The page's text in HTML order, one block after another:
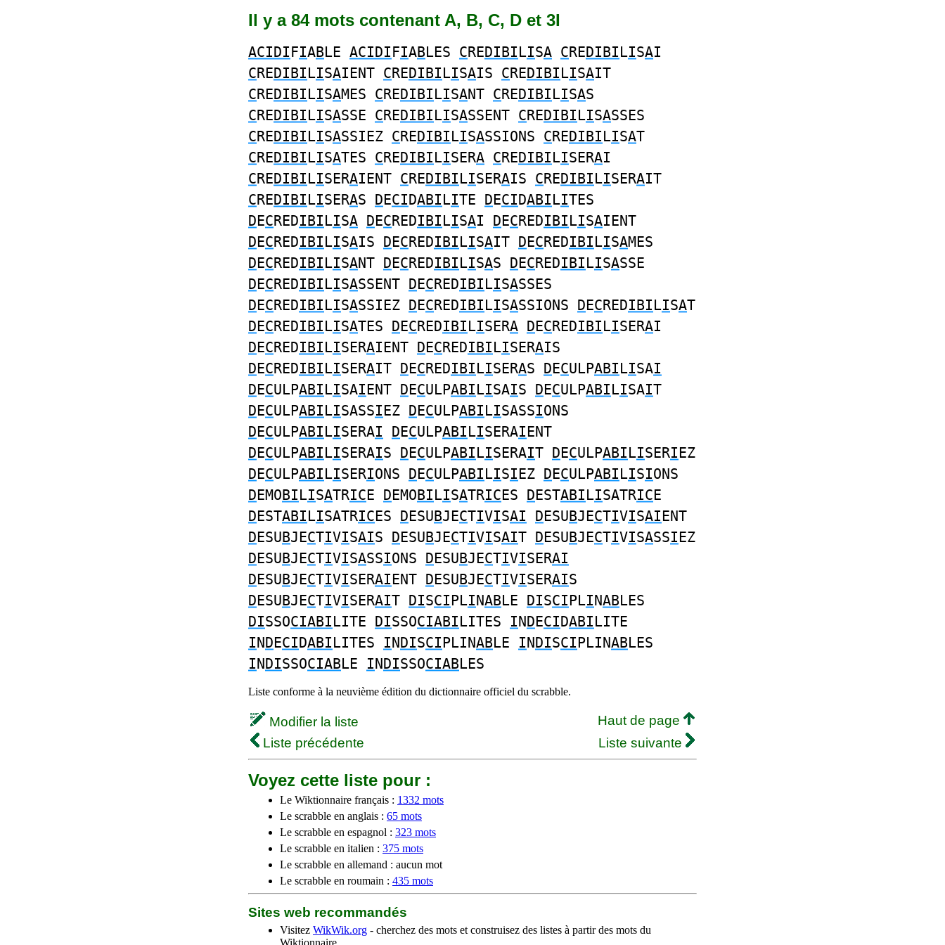
Il y a 84 mots contenant A, B, C, D et 3I
ACIDIFIABLE ACIDIFIABLES CREDIBILISA CREDIBILISAI
CREDIBILISAIENT CREDIBILISAIS CREDIBILISAIT
CREDIBILISAMES CREDIBILISANT CREDIBILISAS
CREDIBILISASSE CREDIBILISASSENT CREDIBILISASSES
CREDIBILISASSIEZ CREDIBILISASSIONS CREDIBILISAT
CREDIBILISATES CREDIBILISERA CREDIBILISERAI
CREDIBILISERAIENT CREDIBILISERAIS CREDIBILISERAIT
CREDIBILISERAS DECIDABILITE DECIDABILITES
DECREDIBILISA DECREDIBILISAI DECREDIBILISAIENT
DECREDIBILISAIS DECREDIBILISAIT DECREDIBILISAMES
DECREDIBILISANT DECREDIBILISAS DECREDIBILISASSE
DECREDIBILISASSENT DECREDIBILISASSES
DECREDIBILISASSIEZ DECREDIBILISASSIONS DECREDIBILISAT
DECREDIBILISATES DECREDIBILISERA DECREDIBILISERAI
DECREDIBILISERAIENT DECREDIBILISERAIS
DECREDIBILISERAIT DECREDIBILISERAS DECULPABILISAI
DECULPABILISAIENT DECULPABILISAIS DECULPABILISAIT
DECULPABILISASSIEZ DECULPABILISASSIONS
DECULPABILISERAI DECULPABILISERAIENT
DECULPABILISERAIS DECULPABILISERAIT DECULPABILISERIEZ
DECULPABILISERIONS DECULPABILISIEZ DECULPABILISIONS
DEMOBILISATRICE DEMOBILISATRICES DESTABILISATRICE
DESTABILISATRICES DESUBJECTIVISAI DESUBJECTIVISAIENT
DESUBJECTIVISAIS DESUBJECTIVISAIT DESUBJECTIVISASSIEZ
DESUBJECTIVISASSIONS DESUBJECTIVISERAI
DESUBJECTIVISERAIENT DESUBJECTIVISERAIS
DESUBJECTIVISERAIT DISCIPLINABLE DISCIPLINABLES
DISSOCIABILITE DISSOCIABILITES INDECIDABILITE
INDECIDABILITES INDISCIPLINABLE INDISCIPLINABLES
INDISSOCIABLE INDISSOCIABLES
Liste conforme à la neuvième édition du dictionnaire officiel du scrabble.
Modifier la liste
Haut de page
Liste précédente
Liste suivante
Voyez cette liste pour :
Le Wiktionnaire français : 1332 mots
Le scrabble en anglais : 65 mots
Le scrabble en espagnol : 323 mots
Le scrabble en italien : 375 mots
Le scrabble en allemand : aucun mot
Le scrabble en roumain : 435 mots
Sites web recommandés
Visitez WikWik.org - cherchez des mots et construisez des listes à partir des mots du
Wiktionnaire.